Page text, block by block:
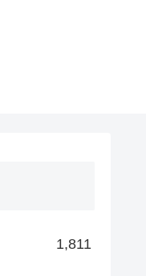
1,811